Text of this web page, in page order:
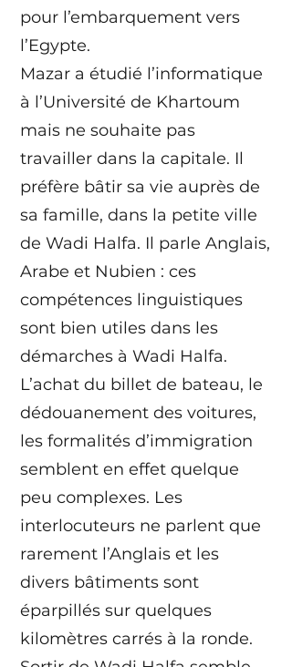
pour l’embarquement vers
l’Egypte.
Mazar a étudié l’informatique
à l’Université de Khartoum
mais ne souhaite pas
travailler dans la capitale. Il
préfère bâtir sa vie auprès de
sa famille, dans la petite ville
de Wadi Halfa. Il parle Anglais,
Arabe et Nubien : ces
compétences linguistiques
sont bien utiles dans les
démarches à Wadi Halfa.
L’achat du billet de bateau, le
dédouanement des voitures,
les formalités d’immigration
semblent en effet quelque
peu complexes. Les
interlocuteurs ne parlent que
rarement l’Anglais et les
divers bâtiments sont
éparpillés sur quelques
kilomètres carrés à la ronde.